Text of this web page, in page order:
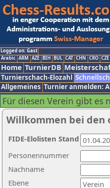
Logged on: Gast
Arabic ARM AZE BIH BUL CAT CHN CRO CZE
Home TurnierDB
Turnierschach-Elozahl
Allgemeines Turnier anmelden:
Für diesen Verein gibt es
Willkommen bei den
Nachname
Ebene
Personennummer
FIDE-Elolisten Stand